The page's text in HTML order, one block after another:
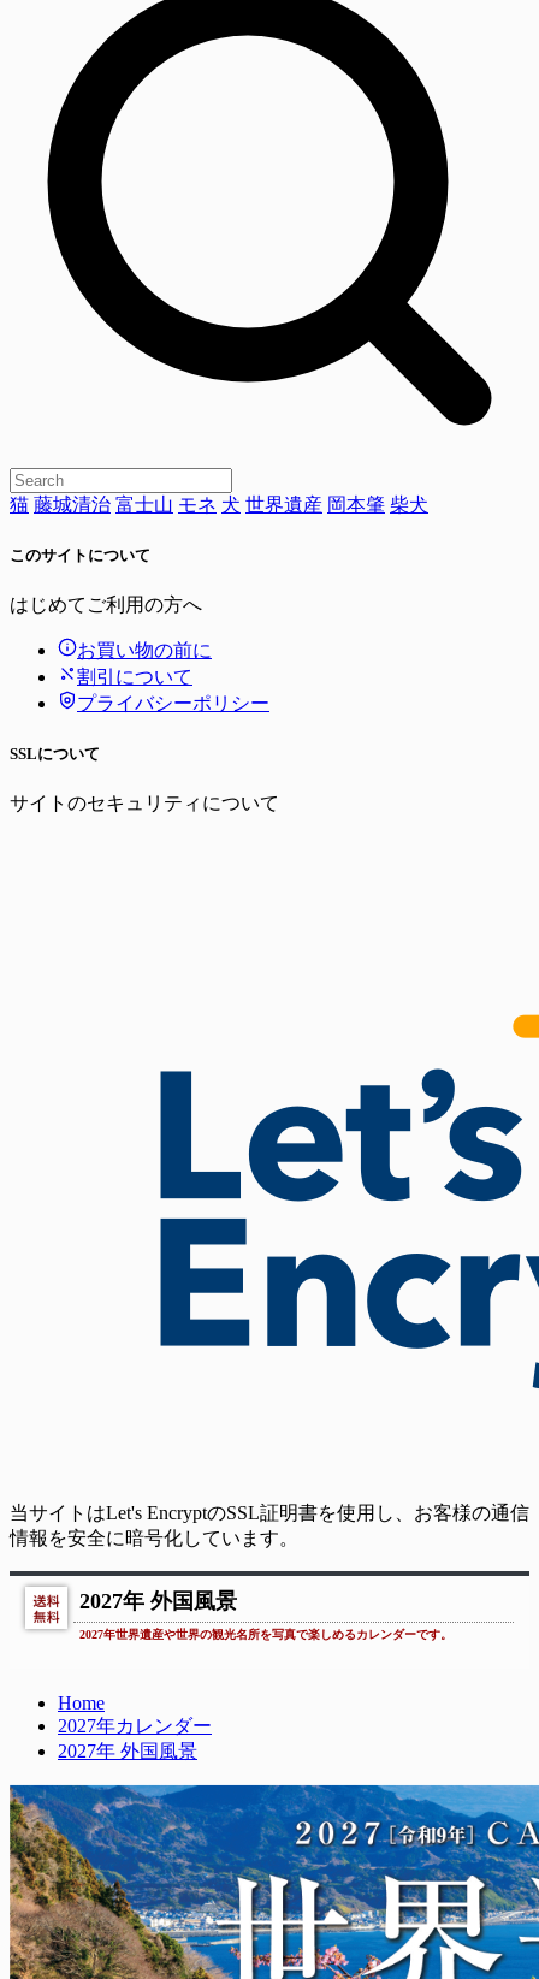
猫 藤城清治 富士山 モネ 犬 世界遺産 岡本肇 柴犬
このサイトについて
はじめてご利用の方へ
お買い物の前に
割引について
プライバシーポリシー
SSLについて
サイトのセキュリティについて
当サイトはLet's EncryptのSSL証明書を使用し、お客様の通信
情報を安全に暗号化しています。
2027年 外国風景
2027年世界遺産や世界の観光名所を写真で楽しめるカレンダーです。
Home
2027年カレンダー
2027年 外国風景